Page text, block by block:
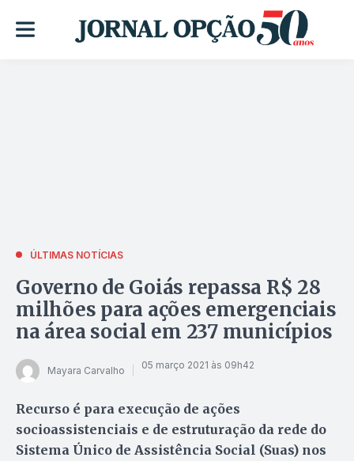
ÚLTIMAS NOTÍCIAS
Governo de Goiás repassa R$ 28
milhões para ações emergenciais
na área social em 237 municípios
Mayara Carvalho 05 março 2021 às 09h42
Recurso é para execução de ações
socioassistenciais e de estruturação da rede do
Sistema Único de Assistência Social (Suas) nos